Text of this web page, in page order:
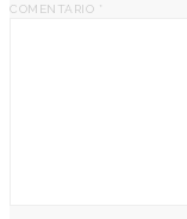
COMENTARIO *